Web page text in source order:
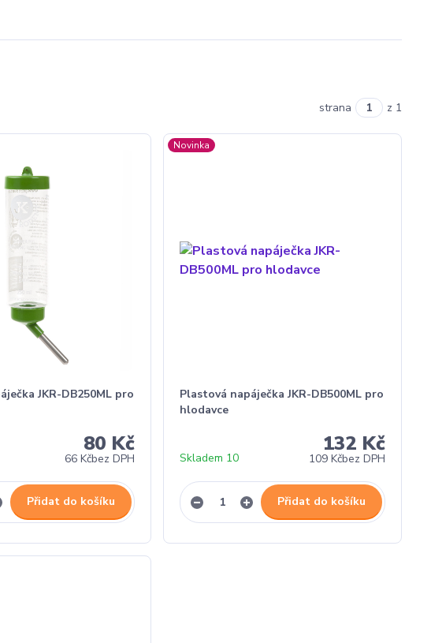
strana z 1
JKR-DB250ML pro
80 Kč
66 Kčbez DPH
Přidat do košíku
Novinka
Plastová napáječka JKR-DB500ML pro
hlodavce
132 Kč
109 Kčbez DPH
Skladem 10
Přidat do košíku